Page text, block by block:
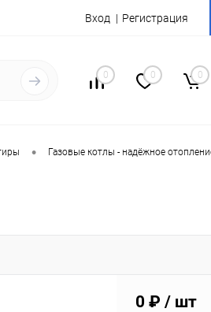
Вход Регистрация
0 0 0
• Газовые котлы - надёжное
0 ₽ / шт